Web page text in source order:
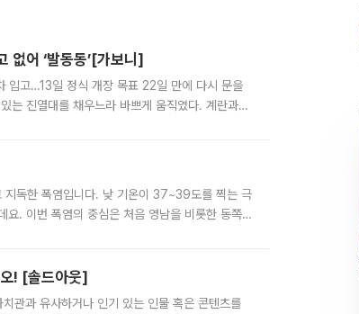
없어 ‘발동동’[가보니]
입고…13일 정식 개장 목표 22일 만에 다시 문을
는 진열대를 채우느라 바쁘게 움직였다. 계란과
지독한 폭염입니다. 낮 기온이 37~39도를 찍는 극
. 이번 폭염의 중심은 처음 영남을 비롯한 동쪽
! [솔드아웃]
관과 유사하거나 인기 있는 인물 혹은 콘텐츠를